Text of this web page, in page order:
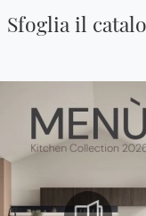
Sfoglia il